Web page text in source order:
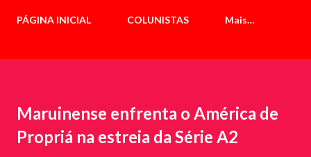
PÁGINA INICIAL COLUNISTAS Mais…
Maruinense enfrenta o América de
Propriá na estreia da Série A2